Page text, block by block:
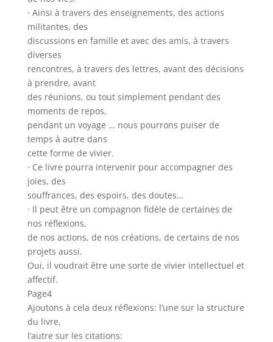
· Ainsi à travers des enseignements, des actions
militantes, des
discussions en famille et avec des amis, à travers
diverses
rencontres, à travers des lettres, avant des décisions
à prendre, avant
des réunions, ou tout simplement pendant des
moments de repos,
pendant un voyage … nous pourrons puiser de
temps à autre dans
cette forme de vivier.
· Ce livre pourra intervenir pour accompagner des
joies, des
souffrances, des espoirs, des doutes…
· Il peut être un compagnon fidèle de certaines de
nos réflexions,
de nos actions, de nos créations, de certains de nos
projets aussi.
Oui, il voudrait être une sorte de vivier intellectuel et
affectif.
Page4
Ajoutons à cela deux réflexions: l’une sur la structure
du livre,
l’autre sur les citations: